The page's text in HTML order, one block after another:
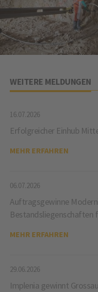
WEITERE MELDUNGEN
16.07.2026
Erfolgreicher Einhub
MEHR ERFAHREN
06.07.2026
Auftragsgewinne
MEHR ERFAHREN
29.06.2026
Implenia gewinnt